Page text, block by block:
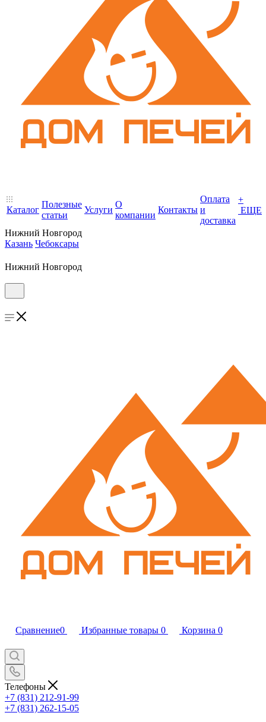
Каталог
Полезные
статьи
Услуги
О
компании
Контакты
Оплата
и
доставка
+
ЕЩЕ
Нижний Новгород
Казань Чебоксары
Нижний Новгород
Сравнение0 Избранные товары 0 Корзина 0
Телефоны
+7 (831) 212-91-99
+7 (831) 262-15-05